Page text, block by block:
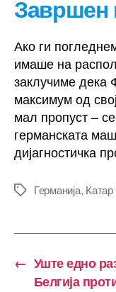
Завршен
Ако ги
имаше на
заклучиме дека
максимум од
мал пропуст –
германската
дијагностичка
TagsГерманија, Катар
← Уште едно
Белгија